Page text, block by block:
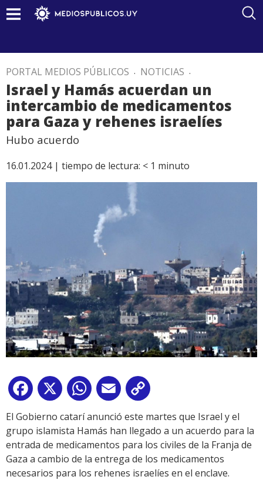
PORTAL MEDIOS PÚBLICOS . NOTICIAS .
Israel y Hamás acuerdan un
intercambio de medicamentos
para Gaza y rehenes israelíes
Hubo acuerdo
16.01.2024 | tiempo de lectura: < 1 minuto
Facebook
X WhatsApp
Email
Link
El Gobierno catarí anunció este martes que Israel y el
grupo islamista Hamás han llegado a un acuerdo para la
entrada de medicamentos para los civiles de la Franja de
Gaza a cambio de la entrega de los medicamentos
necesarios para los rehenes israelíes en el enclave.